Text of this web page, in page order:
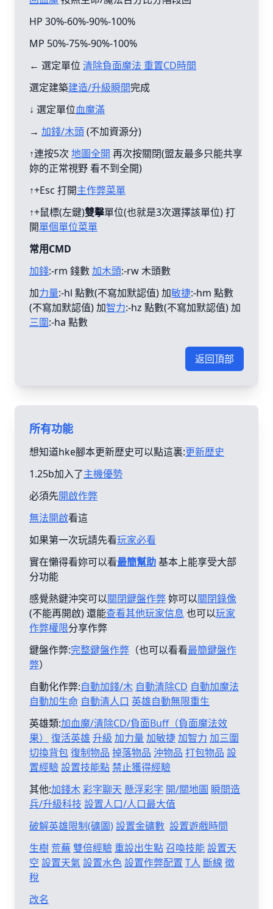
HP 30%-60%-90%-100%
MP 50%-75%-90%-100%
← 選定單位 清除負面魔法 重置CD時間
選定建築建造/升級瞬間完成
↓ 選定單位血魔滿
→ 加錢/木頭(不加資源分)
↑連按5次 地圖全開 再次按關閉(盟友最多只能共享
妳的正常視野 看不到全開)
↑+Esc 打開主作弊菜單
↑+鼠標(左鍵)雙擊單位(也就是3次選擇該單位) 打
開單個單位菜單
常用CMD
加錢:-rm 錢數加木頭:-rw 木頭數
加力量:-hl 點數(不寫加默認值) 加敏捷:-hm 點數
(不寫加默認值) 加智力:-hz 點數(不寫加默認值) 加
三圍:-ha 點數
返回頂部
所有功能
想知道hke腳本更新歴史可以點這裏:更新歴史
1.25b加入了主機優勢
必須先開啟作弊
無法開啟看這
如果第一次玩請先看玩家必看
實在懶得看妳可以看最簡幫助基本上能享受大部
分功能
感覺熱鍵沖突可以關閉鍵盤作弊妳可以關閉錄像
(不能再開啟) 還能查看其他玩家信息 也可以玩家
作弊權限分享作弊
鍵盤作弊:完整鍵盤作弊 （也可以看看最簡鍵盤作
弊）
自動化作弊:自動加錢/木 自動清除CD 自動加魔法
自動加生命 自動清人口 英雄自動無限重生
英雄類:加血魔/清除CD/負面Buff（負面魔法效
果）
復活英雄 升級 加力量 加敏捷加智力 加三圍
切換背包復制物品 掉落物品 沖物品 打包物品 設
置經驗設置技能點禁止獲得經驗
其他:加錢木彩字聊天 懸浮彩字 開/關地圖 瞬間造
兵/升級科技 設置人口/人口最大值
破解英雄限制(礦圖)設置金礦數 設置遊戲時間
生樹 荒蕪雙倍經驗 重設出生點召喚技能設置天
空 設置天氣設置水色設置作弊配置 T人 斷線 徵
稅
改名